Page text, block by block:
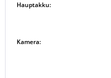
Hauptakku:
Kamera: